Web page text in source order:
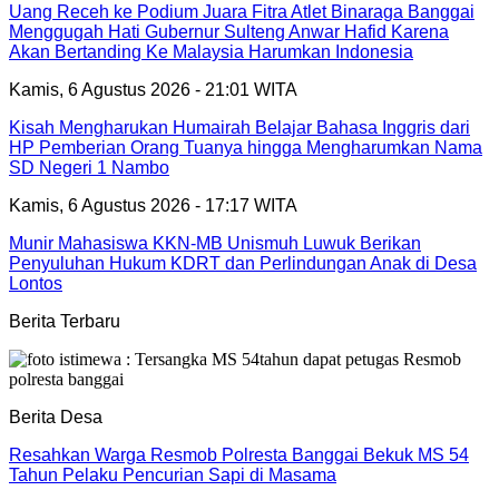
Uang Receh ke Podium Juara Fitra Atlet Binaraga Banggai
Menggugah Hati Gubernur Sulteng Anwar Hafid Karena
Akan Bertanding Ke Malaysia Harumkan Indonesia
Kamis, 6 Agustus 2026 - 21:01 WITA
Kisah Mengharukan Humairah Belajar Bahasa Inggris dari
HP Pemberian Orang Tuanya hingga Mengharumkan Nama
SD Negeri 1 Nambo
Kamis, 6 Agustus 2026 - 17:17 WITA
Munir Mahasiswa KKN-MB Unismuh Luwuk Berikan
Penyuluhan Hukum KDRT dan Perlindungan Anak di Desa
Lontos
Berita Terbaru
Berita Desa
Resahkan Warga Resmob Polresta Banggai Bekuk MS 54
Tahun Pelaku Pencurian Sapi di Masama